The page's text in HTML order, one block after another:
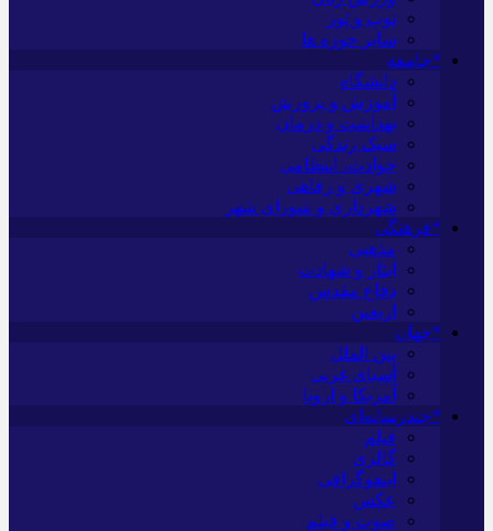
توپ و تور
سایر حوزه ها
*جامعه
دانشگاه
آموزش و پرورش
بهداشت و درمان
سبک زندگی
حوادث، انتظامی
شهری و رفاهی
شهرداری و شورای شهر
*فرهنگی
مذهبی
ایثار و شهادت
دفاع مقدس
اربعین
*جهان
بین الملل
آسیای غربی
آمریکا و اروپا
*چندرسانه‌ای
فیلم
گالری
اینفوگرافی
عکس
صوت و فیلم